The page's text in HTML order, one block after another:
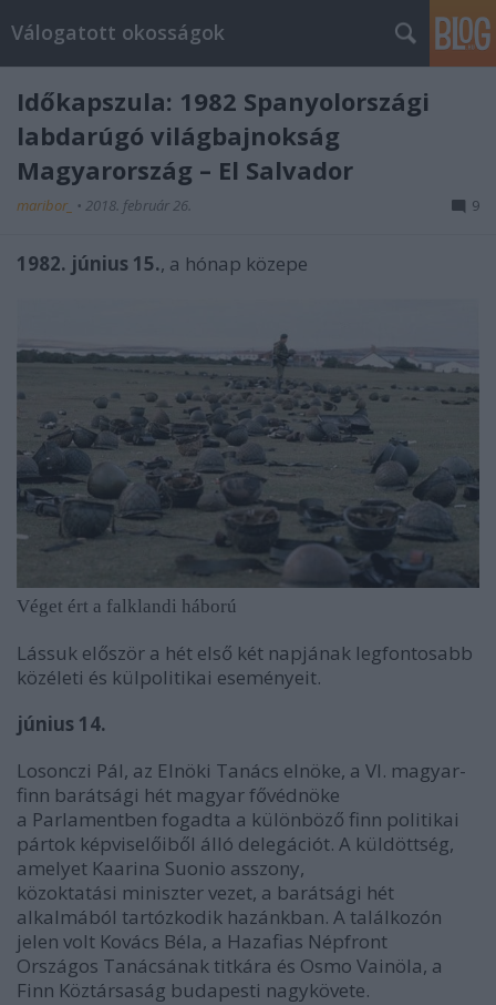
Válogatott okosságok
Időkapszula: 1982 Spanyolországi
labdarúgó világbajnokság
Magyarország – El Salvador
maribor_ • 2018. február 26. 9
1982. június 15., a hónap közepe
Véget ért a falklandi háború
Lássuk először a hét első két napjának legfontosabb
közéleti és külpolitikai eseményeit.
június 14.
Losonczi Pál, az Elnöki Tanács elnöke, a VI. magyar-
finn barátsági hét magyar fővédnöke
a Parlamentben fogadta a különböző finn politikai
pártok képviselőiből álló delegációt. A küldöttség,
amelyet Kaarina Suonio asszony,
közoktatási miniszter vezet, a barátsági hét
alkalmából tartózkodik hazánkban. A találkozón
jelen volt Kovács Béla, a Hazafias Népfront
Országos Tanácsának titkára és Osmo Vainöla, a
Finn Köztársaság budapesti nagykövete.